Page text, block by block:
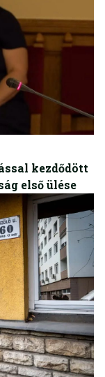
kezdődött
első ülése